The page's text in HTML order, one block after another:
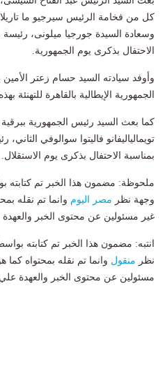
كل من فخامة الرئيس سيرجيو ما
وسعادة السيدة جورجيا ميلونى، رئيسة
الاحتفال بذكرى يوم الجمهورية.
وأوفد سيادته السيد حسام زعتر
الجمهورية الإيطالية بالقاهرة للتهنئة
كما بعث السيد رئيس الجمهورية
تويمالياليفانو فاليتوا سوالوفي
بمناسبة الاحتفال بذكرى يوم الاستقلال.
ملحوظة: مضمون هذا الخبر تم كتابته
وجهة نظر مصر اليوم وانما تم نقله
غير مسئولين عن محتوى الخبر
انتبه: مضمون هذا الخبر تم كتابته
نظر منقول وانما تم نقله بمحتواه كما
مسئولين عن محتوى الخبر والعهدة